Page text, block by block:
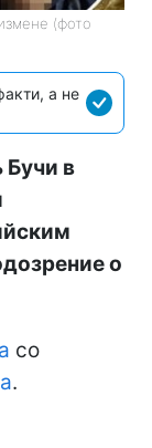
(фото
а не
в
о
со
.